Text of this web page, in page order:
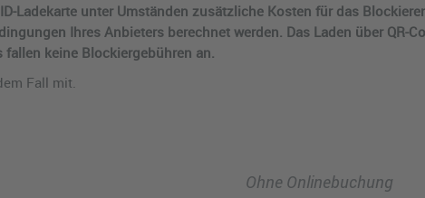
Ladekarte unter Umständen zusätzliche Kosten für das
Ihres Anbieters berechnet werden. Das Laden über QR-
fallen keine Blockiergebühren an.
Fall mit.
Ohne Onlinebuchung